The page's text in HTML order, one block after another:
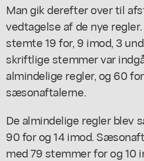
Man gik derefter over til
vedtagelse af de nye
stemte 19 for, 9 imod, 3
skriftlige stemmer var
almindelige regler, og 60
sæsonaftalerne.
De almindelige regler blev
90 for og 14 imod.
med 79 stemmer for og 10